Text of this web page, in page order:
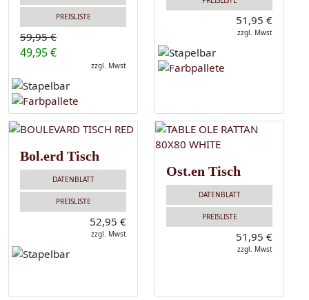
PREISLISTE
59,95 €
49,95 €
zzgl. Mwst
51,95 €
zzgl. Mwst
Bol.erd Tisch
DATENBLATT
PREISLISTE
52,95 €
zzgl. Mwst
Ost.en Tisch
DATENBLATT
PREISLISTE
51,95 €
zzgl. Mwst